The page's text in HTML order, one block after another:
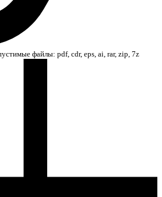
файлы: pdf, cdr, eps, ai, rar, zip, 7z